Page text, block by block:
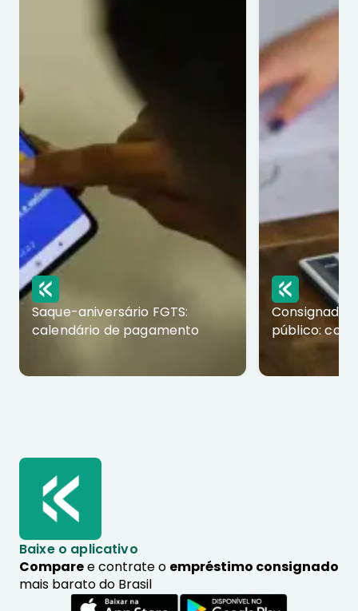
Saque-aniversário FGTS:
calendário de pagamento
Consignado
público:
Baixe o aplicativo
Comparee contrate o empréstimo consignado
mais barato do Brasil